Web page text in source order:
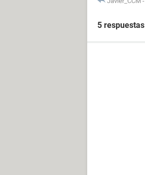
5 respuestas